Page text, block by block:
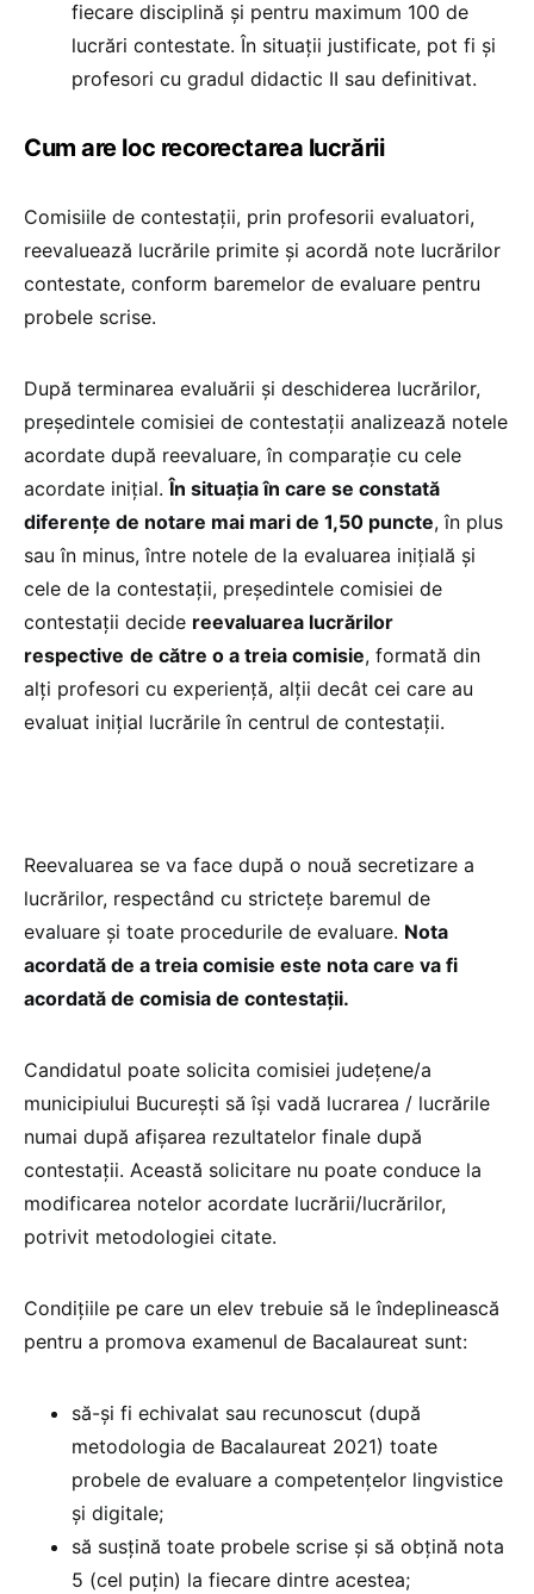
fiecare disciplină şi pentru maximum 100 de
lucrări contestate. În situaţii justificate, pot fi şi
profesori cu gradul didactic II sau definitivat.
Cum are loc recorectarea lucrării
Comisiile de contestaţii, prin profesorii evaluatori,
reevaluează lucrările primite şi acordă note lucrărilor
contestate, conform baremelor de evaluare pentru
probele scrise.
După terminarea evaluării şi deschiderea lucrărilor,
preşedintele comisiei de contestaţii analizează notele
acordate după reevaluare, în comparaţie cu cele
acordate iniţial.În situaţia în care se constată
diferenţe de notare mai mari de 1,50 puncte, în plus
sau în minus, între notele de la evaluarea iniţială şi
cele de la contestaţii, preşedintele comisiei de
contestaţii decide reevaluarea lucrărilor
respective de către o a treia comisie, formată din
alţi profesori cu experienţă, alţii decât cei care au
evaluat iniţial lucrările în centrul de contestaţii.
Reevaluarea se va face după o nouă secretizare a
lucrărilor, respectând cu stricteţe baremul de
evaluare şi toate procedurile de evaluare. Nota
acordată de a treia comisie este nota care va fi
acordată de comisia de contestaţii.
Candidatul poate solicita comisiei judeţene/a
municipiului Bucureşti să îşi vadă lucrarea / lucrările
numai după afişarea rezultatelor finale după
contestaţii. Această solicitare nu poate conduce la
modificarea notelor acordate lucrării/lucrărilor,
potrivit metodologiei citate.
Condițiile pe care un elev trebuie să le îndeplinească
pentru a promova examenul de Bacalaureat sunt:
să-și fi echivalat sau recunoscut (după
metodologia de Bacalaureat 2021) toate
probele de evaluare a competenţelor lingvistice
şi digitale;
să susţină toate probele scrise şi să obțină nota
5 (cel puțin) la fiecare dintre acestea;